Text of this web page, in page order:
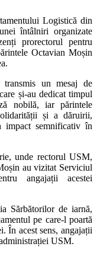
Logistică din
întâlniri organizate
prorectorul pentru
Octavian Moșin
transmis un mesaj de
și-au dedicat timpul
nobilă, iar părintele
și a dăruirii,
impact semnificativ în
unde rectorul USM,
au vizitat Serviciul
angajații acestei
Sărbătorilor de iarnă,
pe care-l poartă
În acest sens, angajații
USM.